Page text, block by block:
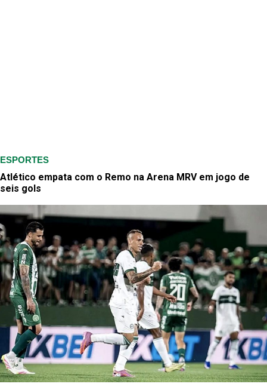
ESPORTES
Atlético empata com o Remo na Arena MRV em jogo de
seis gols